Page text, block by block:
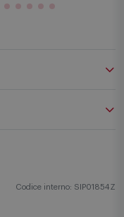
Codice interno: SIP01854Z